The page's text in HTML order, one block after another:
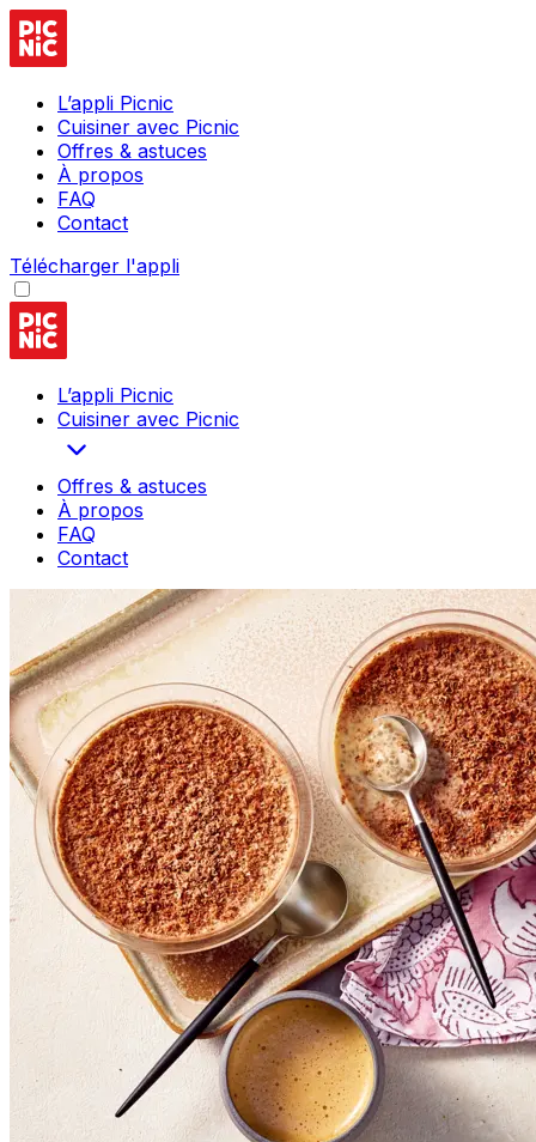
L’appli Picnic
Cuisiner avec Picnic
Offres & astuces
À propos
FAQ
Contact
Télécharger l'appli
L’appli Picnic
Cuisiner avec Picnic
Offres & astuces
À propos
FAQ
Contact